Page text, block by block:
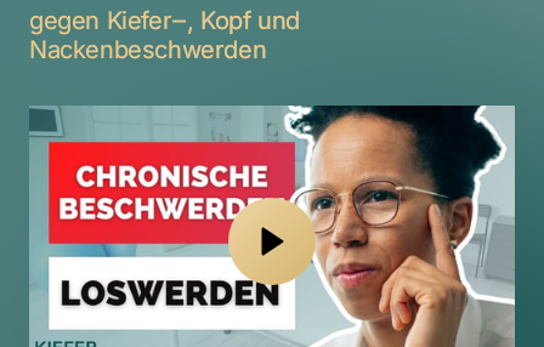
gegen Kiefer‒, Kopf
Nackenbeschwerden